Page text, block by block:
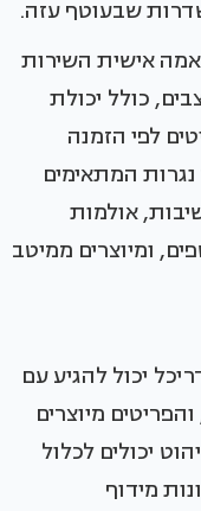
שבעוטף עזה.
אישית השירות
כולל יכולת
לפי הזמנה
המתאימים
אולמות
ומיוצרים ממיטב
יכול להגיע עם
מיוצרים
יכולים לכלול
מידוף